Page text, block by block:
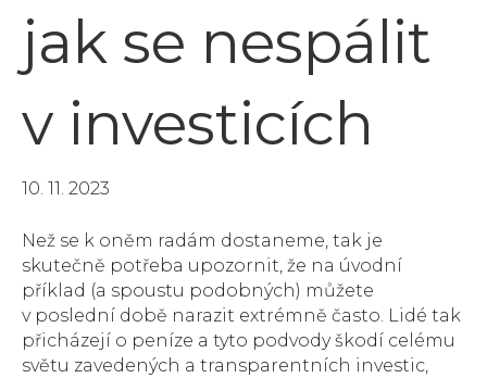
jak se nespálit
v investicích
10. 11. 2023
Než se k oněm radám dostaneme, tak je
skutečně potřeba upozornit, že na úvodní
příklad (a spoustu podobných) můžete
v poslední době narazit extrémně často. Lidé tak
přicházejí o peníze a tyto podvody škodí celému
světu zavedených a transparentních investic,